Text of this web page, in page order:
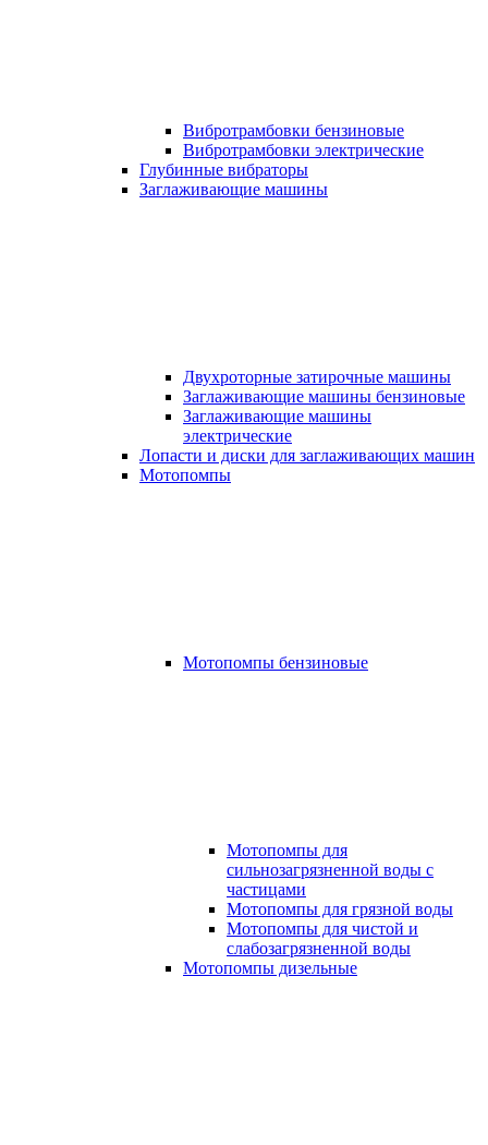
Вибротрамбовки бензиновые
Вибротрамбовки электрические
Глубинные вибраторы
Заглаживающие машины
Двухроторные затирочные машины
Заглаживающие машины бензиновые
Заглаживающие машины
электрические
Лопасти и диски для заглаживающих машин
Мотопомпы
Мотопомпы бензиновые
Мотопомпы для
сильнозагрязненной воды с
частицами
Мотопомпы для грязной воды
Мотопомпы для чистой и
слабозагрязненной воды
Мотопомпы дизельные